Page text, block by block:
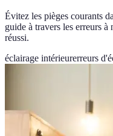
Évitez les pièges courants
guide à travers les erreurs
réussi.
éclairage intérieurerreurs